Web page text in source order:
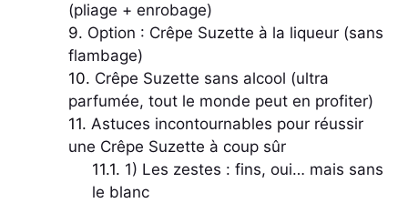
(pliage + enrobage)
Option : Crêpe Suzette à la liqueur (sans
flambage)
Crêpe Suzette sans alcool (ultra
parfumée, tout le monde peut en profiter)
Astuces incontournables pour réussir
une Crêpe Suzette à coup sûr
1) Les zestes : fins, oui… mais sans
le blanc